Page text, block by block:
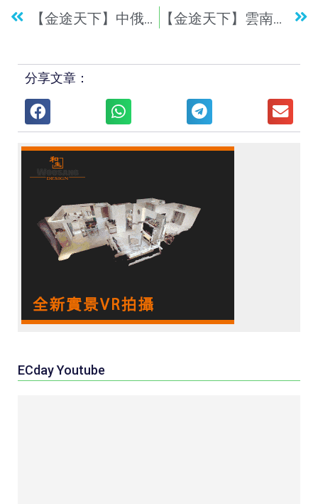
【金途天下】中俄風情 俄羅斯海參崴 香港直航8天團￼ 【金途天下】雲南大理、玉龍雪山、洱海西九往返5天遊
分享文章：
ECday Youtube